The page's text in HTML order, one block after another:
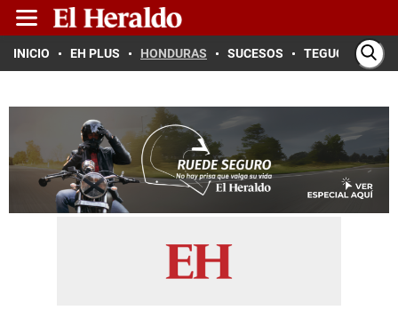
INICIO EH PLUS HONDURAS SUCESOS TEGUCIGALPA